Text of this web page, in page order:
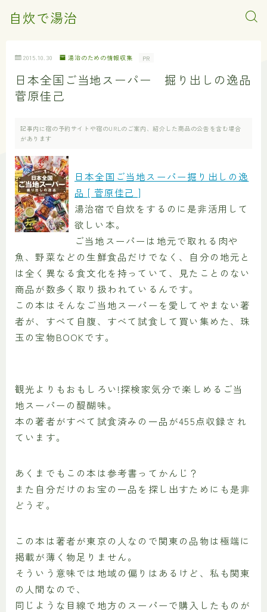
自炊で湯治
2015.10.30 湯治のための情報収集 PR
日本全国ご当地スーパー 掘り出しの逸品
菅原佳己
記事内に宿の予約サイトや宿のURLのご案内、紹介した商品の公告を含む場合
があります
日本全国ご当地スーパー掘り出しの逸
品 [ 菅原佳己 ]
湯治宿で自炊をするのに是非活用して
欲しい本。
ご当地スーパーは地元で取れる肉や
魚、野菜などの生鮮食品だけでなく、自分の地元と
は全く異なる食文化を持っていて、見たことのない
商品が数多く取り扱われているんです。
この本はそんなご当地スーパーを愛してやまない著
者が、すべて自腹、すべて試食して買い集めた、珠
玉の宝物BOOKです。
観光よりもおもしろい!探検家気分で楽しめるご当
地スーパーの醍醐味。
本の著者がすべて試食済みの一品が455点収録され
ています。
あくまでもこの本は参考書ってかんじ？
また自分だけのお宝の一品を探し出すためにも是非
どうぞ。
この本は著者が東京の人なので関東の品物は極端に
掲載が薄く物足りません。
そういう意味では地域の偏りはあるけど、私も関東
の人間なので、
同じような目線で地方のスーパーで購入したものが